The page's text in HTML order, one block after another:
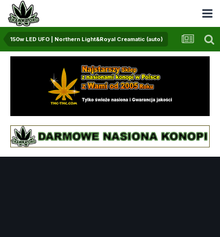
150w LED UFO | Northern Light&Royal Creamatic (auto)